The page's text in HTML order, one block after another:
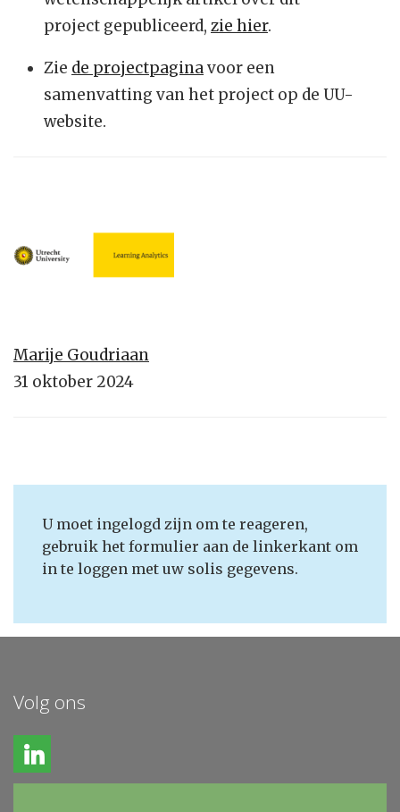
project gepubliceerd, zie hier.
Zie de projectpaginavoor een
samenvatting van het project op de UU-
website.
Marije Goudriaan
31 oktober 2024
U moet ingelogd zijn om te reageren,
gebruik het formulier aan de linkerkant om
in te loggen met uw solis gegevens.
Volg ons